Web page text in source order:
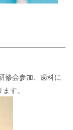
修会参加、歯科に
す。